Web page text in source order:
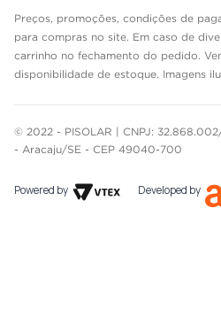
Preços, promoções, condições de
para compras no site. Em caso de
carrinho no fechamento do pedido.
disponibilidade de estoque. Imagens
© 2022 - PISOLAR | CNPJ:
- Aracaju/SE - CEP 49040-700
Powered by Developed by